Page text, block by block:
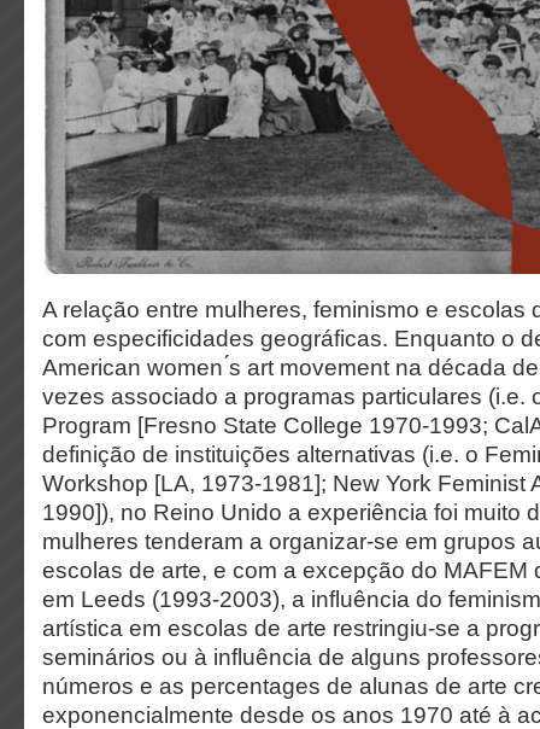
A relação entre mulheres, feminismo e escolas
com especificidades geográficas. Enquanto o
American women ́s art movement na década
vezes associado a programas particulares (i.e.
Program [Fresno State College 1970-1993;
definição de instituições alternativas (i.e. o
Workshop [LA, 1973-1981]; New York Feminist
1990]), no Reino Unido a experiência foi muito
mulheres tenderam a organizar-se em grupos
escolas de arte, e com a excepção do MAFEM
em Leeds (1993-2003), a influência do
artística em escolas de arte restringiu-se a
seminários ou à influência de alguns
números e as percentages de alunas de arte
exponencialmente desde os anos 1970 até à